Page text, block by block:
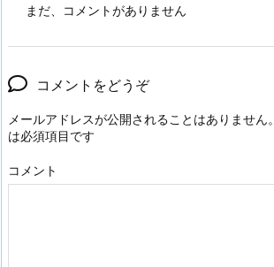
まだ、コメントがありません
コメントをどうぞ
メールアドレスが公開されることはありません。
は必須項目です
コメント